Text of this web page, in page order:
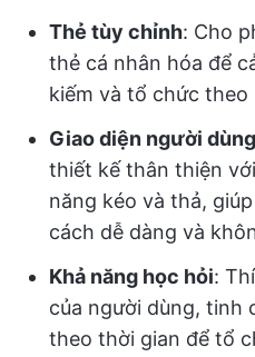
Thẻ tùy chỉnh: Cho
thẻ cá nhân hóa để
kiếm và tổ chức theo
Giao diện người
thiết kế thân thiện
năng kéo và thả,
cách dễ dàng và
Khả năng học hỏi:
của người dùng, tinh
theo thời gian để tổ